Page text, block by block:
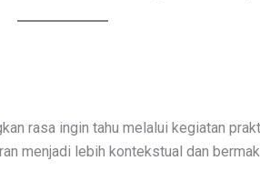
rasa ingin tahu melalui kegiatan
menjadi lebih kontekstual dan